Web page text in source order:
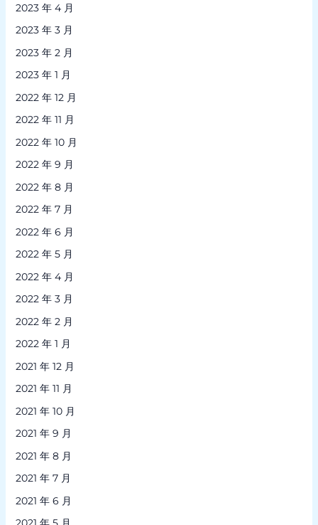
2023 年 4 月
2023 年 3 月
2023 年 2 月
2023 年 1 月
2022 年 12 月
2022 年 11 月
2022 年 10 月
2022 年 9 月
2022 年 8 月
2022 年 7 月
2022 年 6 月
2022 年 5 月
2022 年 4 月
2022 年 3 月
2022 年 2 月
2022 年 1 月
2021 年 12 月
2021 年 11 月
2021 年 10 月
2021 年 9 月
2021 年 8 月
2021 年 7 月
2021 年 6 月